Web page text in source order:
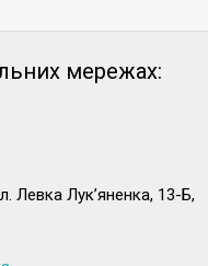
мережах:
Левка Лук’яненка, 13-Б,